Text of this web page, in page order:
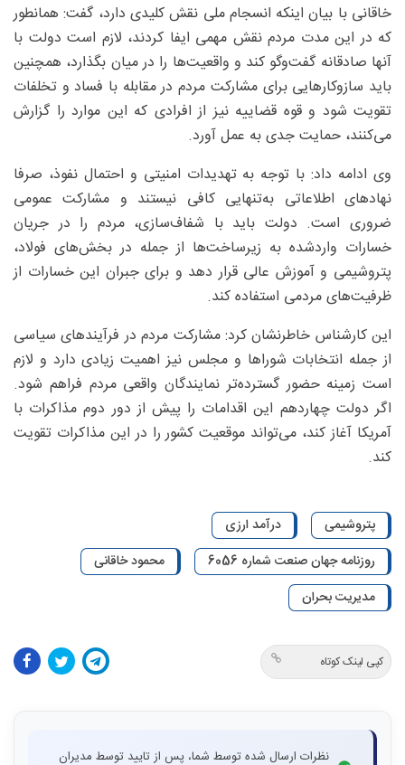
خاقانی با بیان اینکه انسجام ملی نقش کلیدی دارد، گفت: همانطور
که در این مدت مردم نقش مهمی ایفا کردند، لازم است دولت با
آنها صادقانه گفت‌وگو کند و واقعیت‌ها را در میان بگذارد، همچنین
باید سازوکارهایی برای مشارکت مردم در مقابله با فساد و تخلفات
تقویت شود و قوه قضاییه نیز از افرادی که این موارد را گزارش
می‌کنند، حمایت جدی به عمل آورد.
وی ادامه داد: با توجه به تهدیدات امنیتی و احتمال نفوذ، صرفا
نهادهای اطلاعاتی به‌تنهایی کافی نیستند و مشارکت عمومی
ضروری است. دولت باید با شفاف‌سازی، مردم را در جریان
خسارات واردشده به زیرساخت‌ها از جمله در بخش‌های فولاد،
پتروشیمی و آموزش عالی قرار دهد و برای جبران این خسارات از
ظرفیت‌های مردمی استفاده کند.
این کارشناس خاطرنشان کرد: مشارکت مردم در فرآیندهای سیاسی
از جمله انتخابات شوراها و مجلس نیز اهمیت زیادی دارد و لازم
است زمینه حضور گسترده‌تر نمایندگان واقعی مردم فراهم شود.
اگر دولت چهاردهم این اقدامات را پیش از دور دوم مذاکرات با
آمریکا آغاز کند، می‌تواند موقعیت کشور را در این مذاکرات تقویت
کند.
پتروشیمی
درآمد ارزی
روزنامه جهان صنعت شماره 6056
محمود خاقانی
مدیریت بحران
کپی لینک کوتاه
نظرات ارسال شده توسط شما، پس از تایید توسط مدیران